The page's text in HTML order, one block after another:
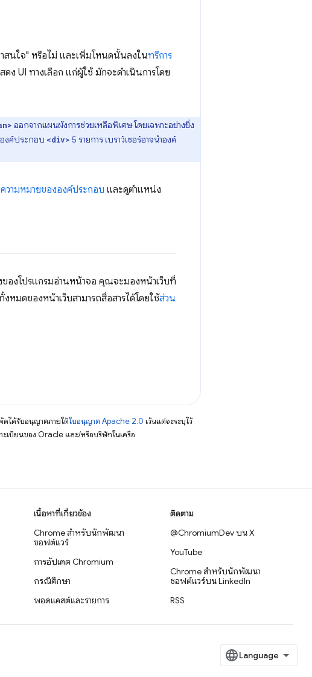
สนใจ" หรือไม่ และเพิ่มโหนดนั้นลงในทรีการ
ง UI ทางเลือก แก่ผู้ใช้ มักจะดำเนินการโดย
ออกจากแผนผังการช่วยเหลือพิเศษ โดยเฉพาะอย่างยิ่ง
งค์ประกอบ <div> 5 รายการ เบราว์เซอร์อาจนำองค์
วามหมายขององค์ประกอบ และดูตำแหน่ง
ของโปรแกรมอ่านหน้าจอ คุณจะมองหน้าเว็บที่
หมดของหน้าเว็บสามารถสื่อสารได้โดยใช้ส่วน
ดได้รับอนุญาตภายใต้ใบอนุญาต Apache 2.0 เว้นแต่จะระบุไว้
ะเบียนของ Oracle และ/หรือบริษัทในเครือ
เนื้อหาที่เกี่ยวข้อง
Chrome สำหรับนักพัฒนา
ซอฟต์แวร์
การอัปเดต Chromium
กรณีศึกษา
พอดแคสต์และรายการ
ติดตาม
@ChromiumDev บน X
YouTube
Chrome สำหรับนักพัฒนา
ซอฟต์แวร์บน LinkedIn
RSS